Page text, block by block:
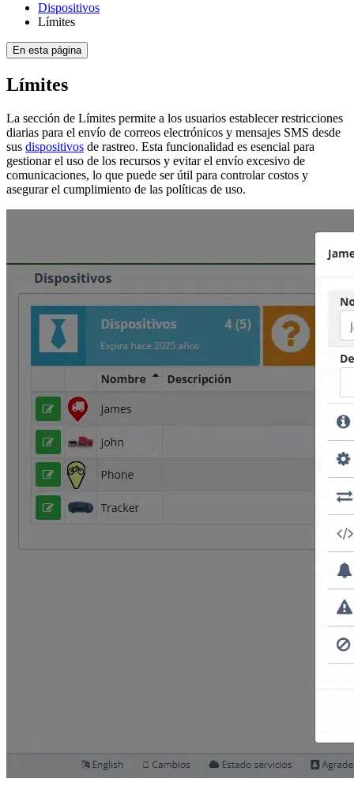
Dispositivos
Límites
En esta página
Límites
La sección de Límites permite a los usuarios establecer restricciones
diarias para el envío de correos electrónicos y mensajes SMS desde
sus dispositivos de rastreo. Esta funcionalidad es esencial para
gestionar el uso de los recursos y evitar el envío excesivo de
comunicaciones, lo que puede ser útil para controlar costos y
asegurar el cumplimiento de las políticas de uso.